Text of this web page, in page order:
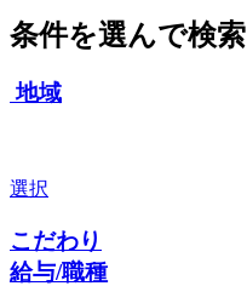
条件を選んで検索
地域
選択
こだわり
給与/職種